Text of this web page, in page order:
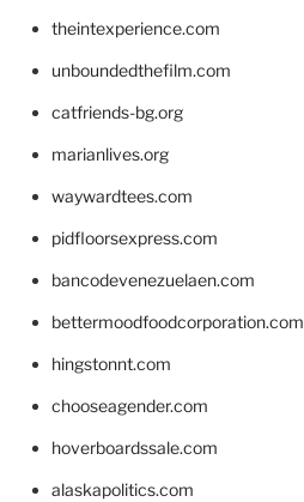
theintexperience.com
unboundedthefilm.com
catfriends-bg.org
marianlives.org
waywardtees.com
pidfloorsexpress.com
bancodevenezuelaen.com
bettermoodfoodcorporation.com
hingstonnt.com
chooseagender.com
hoverboardssale.com
alaskapolitics.com